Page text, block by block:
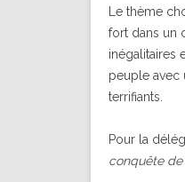
Le thème
fort dans un
inégalitaires
peuple avec
terrifiants.
Pour la
conquête de